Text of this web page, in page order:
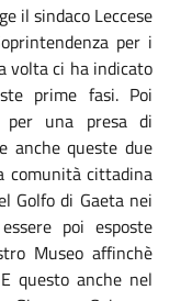
il sindaco Leccese
per i
volta ci ha indicato
prime fasi. Poi
per una presa di
anche queste due
comunità cittadina
Golfo di Gaeta nei
poi esposte
Museo affinchè
questo anche nel